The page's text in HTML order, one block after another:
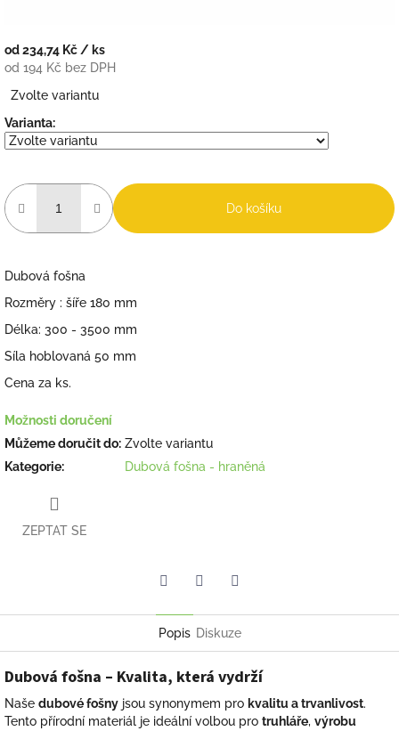
od234,74 Kč / ks
od 194 Kč bez DPH
cena:
Zvolte variantu
Varianta:
Do košíku
Dubová fošna
Rozměry : šíře 180 mm
Délka: 300 - 3500 mm
Síla hoblovaná 50 mm
Cena za ks.
Možnosti doručení
Můžeme doručit do: Zvolte variantu
Kategorie: Dubová fošna - hraněná
ZEPTAT SE
Popis Diskuze
Dubová fošna – Kvalita, která vydrží
Naše dubové fošny jsou synonymem pro kvalitu a trvanlivost.
Tento přírodní materiál je ideální volbou pro truhláře, výrobu